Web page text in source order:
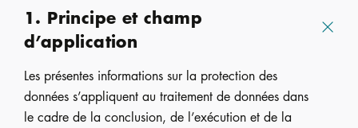
1. Principe et champ
d’application
Les présentes informations sur la protection des
données s’appliquent au traitement de données dans
le cadre de la conclusion, de l’exécution et de la